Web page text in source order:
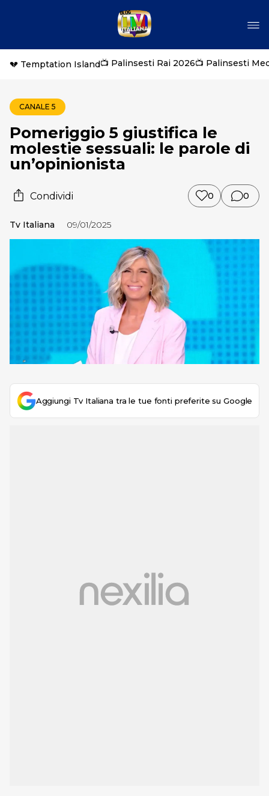
💔 Temptation Island📺 Palinsesti Rai 2026📺 Palinsesti
CANALE 5
Pomeriggio 5 giustifica le
molestie sessuali: le parole di
un’opinionista
Condividi 0 0
Tv Italiana 09/01/2025
Aggiungi Tv Italiana tra le tue fonti preferite su Google